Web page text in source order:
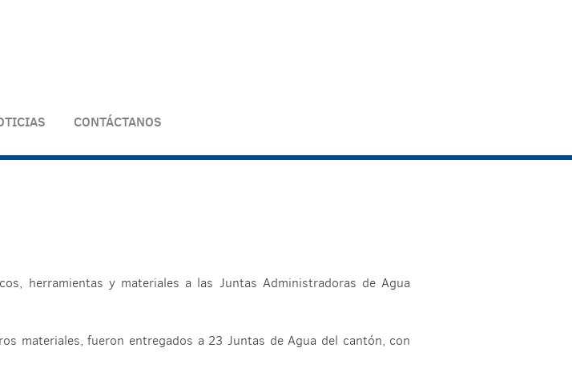
CONTÁCTANOS
herramientas y materiales a las Juntas Administradoras de Agua
materiales, fueron entregados a 23 Juntas de Agua del cantón, con